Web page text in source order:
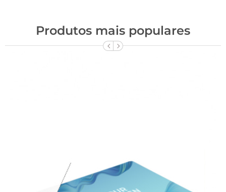
Produtos mais populares